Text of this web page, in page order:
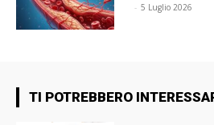
- 5 Luglio 2026
TI POTREBBERO